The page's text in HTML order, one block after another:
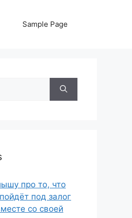
Sample Page
про то, что
под залог
со своей